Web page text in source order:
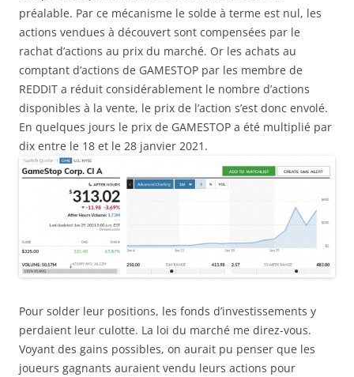
préalable. Par ce mécanisme le solde à terme est nul, les
actions vendues à découvert sont compensées par le
rachat d’actions au prix du marché. Or les achats au
comptant d’actions de GAMESTOP par les membre de
REDDIT a réduit considérablement le nombre d’actions
disponibles à la vente, le prix de l’action s’est donc envolé.
En quelques jours le prix de GAMESTOP a été multiplié par
dix entre le 18 et le 28 janvier 2021.
Pour solder leur positions, les fonds d’investissements y
perdaient leur culotte. La loi du marché me direz-vous.
Voyant des gains possibles, on aurait pu penser que les
joueurs gagnants auraient vendu leurs actions pour